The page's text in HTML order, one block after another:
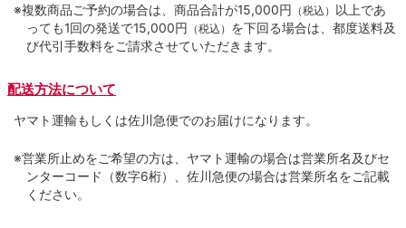
※複数商品ご予約の場合は、商品合計が15,000円 （税込） 以上であ
っても1回の発送で15,000円 （税込） を下回る場合は、都度送料及
び代引手数料をご請求させていただきます。
配送方法について
ヤマト運輸もしくは佐川急便でのお届けになります。
※営業所止めをご希望の方は、ヤマト運輸の場合は営業所名及びセ
ンターコード（数字6桁）、佐川急便の場合は営業所名をご記載
ください。